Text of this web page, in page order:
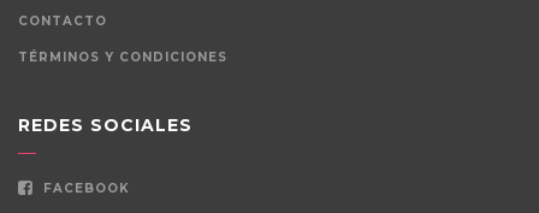
CONTACTO
TÉRMINOS Y CONDICIONES
REDES SOCIALES
FACEBOOK